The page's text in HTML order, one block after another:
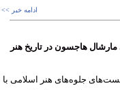
ادامه خبر >>
هاجسون در تاریخ هنر
جلوه‌های هنر اسلامی با